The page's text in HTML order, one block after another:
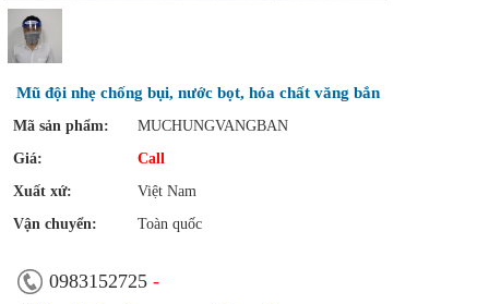
Mũ đội nhẹ chống bụi, nước bọt, hóa chất văng bắn
Mã sản phẩm:
MUCHUNGVANGBAN
Giá:
Call
Xuất xứ:
Việt Nam
Vận chuyển:
Toàn quốc
0983152725 -